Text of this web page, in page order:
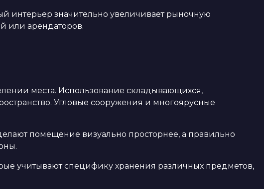
интерьер значительно увеличивает рыночную
или арендаторов.
места. Использование складывающихся,
Угловые сооружения и многоярусные
помещение визуально просторнее, а правильно
учитывают специфику хранения различных предметов,